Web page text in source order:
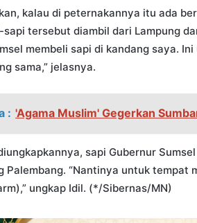
kalau di peternakannya itu ada
sapi tersebut diambil dari Lampung
membeli sapi di kandang saya.
sama,” jelasnya.
: 'Agama Muslim' Gegerkan
sapi Gubernur
Palembang. “Nantinya untuk tempat
ungkap Idil. (*/Sibernas/MN)